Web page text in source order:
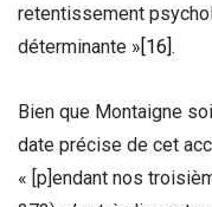
retentissement
déterminante »[16].
Bien que Montaigne
date précise de cet
« [p]endant nos